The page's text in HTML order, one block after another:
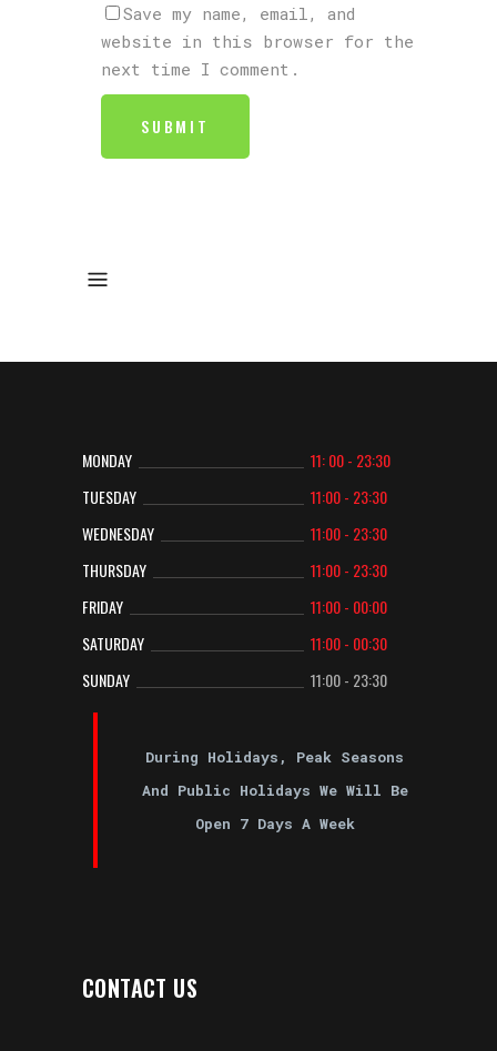
Save my name, email, and
website in this browser for the
next time I comment.
MONDAY
11: 00 - 23:30
TUESDAY
11:00 - 23:30
WEDNESDAY
11:00 - 23:30
THURSDAY
11:00 - 23:30
FRIDAY
11:00 - 00:00
SATURDAY
11:00 - 00:30
SUNDAY
11:00 - 23:30
During Holidays, Peak Seasons
And Public Holidays We Will Be
Open 7 Days A Week
CONTACT US